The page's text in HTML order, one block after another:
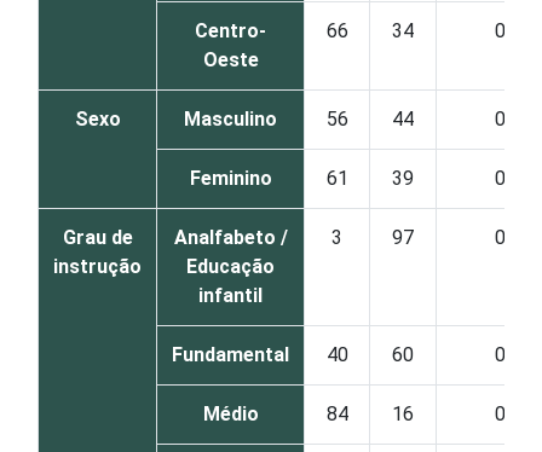
Centro-
Oeste
66 34 0
Sexo Masculino 56 44 0
Feminino 61 39 0
Grau de
instrução
Analfabeto /
Educação
infantil
3 97 0
Fundamental 40 60 0
Médio 84 16 0